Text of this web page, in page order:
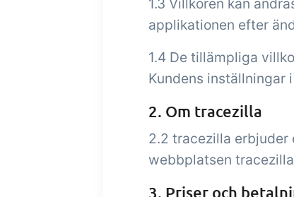
1.3 Villkoren kan
applikationen efter
1.4 De tillämpliga
Kundens inställningar
2. Om tracezilla
2.2 tracezilla erbjuder
webbplatsen
3. Priser och